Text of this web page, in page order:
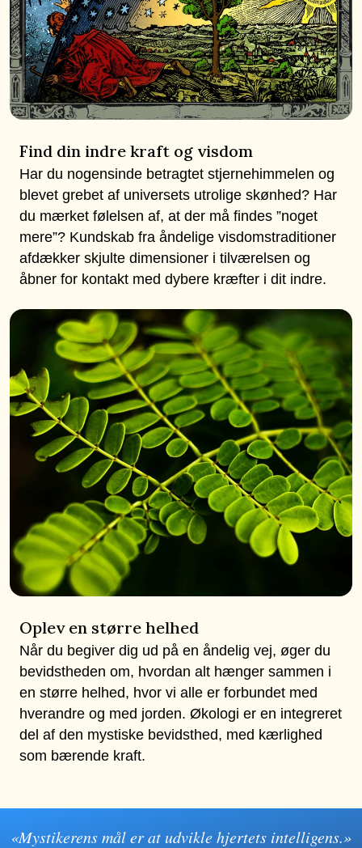
Find din indre kraft og visdom
Har du nogensinde betragtet stjernehimmelen og
blevet grebet af universets utrolige skønhed? Har
du mærket følelsen af, at der må findes ”noget
mere”? Kundskab fra åndelige visdomstraditioner
afdækker skjulte dimensioner i tilværelsen og
åbner for kontakt med dybere kræfter i dit indre.
Oplev en større helhed
Når du begiver dig ud på en åndelig vej, øger du
bevidstheden om, hvordan alt hænger sammen i
en større helhed, hvor vi alle er forbundet med
hverandre og med jorden. Økologi er en integreret
del af den mystiske bevidsthed, med kærlighed
som bærende kraft.
«Mystikerens mål er at udvikle hjertets intelligens.»